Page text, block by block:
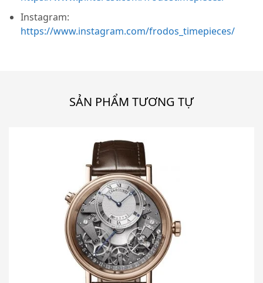
Instagram:
https://www.instagram.com/frodos_timepieces/
SẢN PHẨM TƯƠNG TỰ